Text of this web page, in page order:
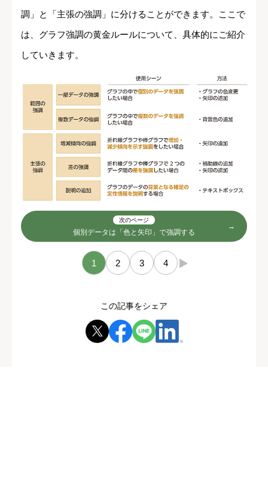
調」と「主張の強調」に分けることができます。ここで
は、グラフ強調の黄金ルールについて、具体的にご紹介
していきます。
次のページ
個別データは「色と矢印」で強調する
1 2 3 4 →
この記事をシェア